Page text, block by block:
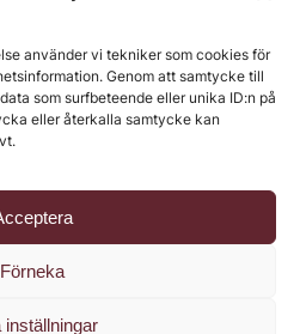
använder vi tekniker som cookies för
Genom att samtycke till
som surfbeteende eller unika ID:n på
eller återkalla samtycke kan
Förneka
inställningar